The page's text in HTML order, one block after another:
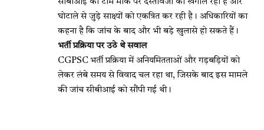
सीबीआई की टीम मौके पर दस्तावेजों को खंगाल रही है और
घोटाले से जुड़े साक्ष्यों को एकत्रित कर रही है। अधिकारियों का
कहना है कि जांच के बाद और भी बड़े खुलासे हो सकते हैं।
भर्ती प्रक्रिया पर उठे थे सवाल
CGPSC भर्ती प्रक्रिया में अनियमितताओं और गड़बड़ियों को
लेकर लंबे समय से विवाद चल रहा था, जिसके बाद इस मामले
की जांच सीबीआई को सौंपी गई थी।